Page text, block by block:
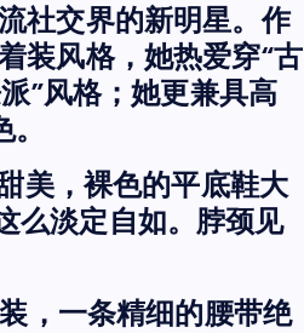
社交界的新明星。作
装风格，她热爱穿“古
”风格；她更兼具高
美，裸色的平底鞋大
么淡定自如。脖颈见
，一条精细的腰带绝